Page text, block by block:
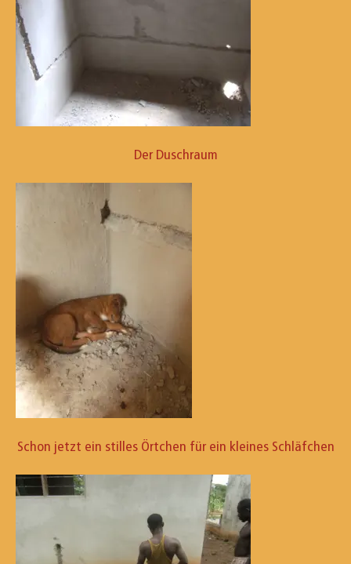
Der Duschraum
Schon jetzt ein stilles Örtchen für ein kleines Schläfchen